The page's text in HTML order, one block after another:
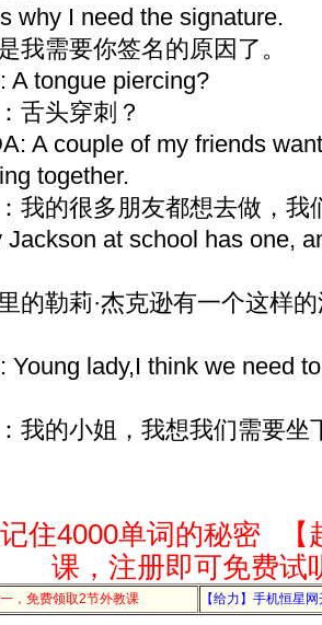
why I need the signature.
我需要你签名的原因了。
A tongue piercing?
舌头穿刺？
A couple of my friends
together.
我的很多朋友都想去做，我
Jackson at school has one,
的勒莉·杰克逊有一个这样
Young lady,I think we need
我的小姐，我想我们需要坐
记住4000单词的秘密
课，注册即可免费试
，免费领取2节外教课 【给力】手机恒星